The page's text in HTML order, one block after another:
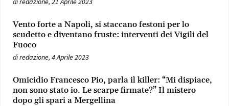
Vento forte a Napoli, si staccano festoni per lo
scudetto e diventano fruste: interventi dei Vigili del
Fuoco
diredazione, 4 Aprile 2023
Omicidio Francesco Pio, parla il killer: “Mi dispiace,
non sono stato io. Le scarpe firmate?” Il mistero
dopo gli spari a Mergellina